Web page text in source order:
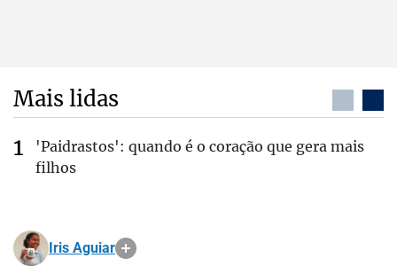
Mais lidas
'Paidrastos': quando é o coração que gera mais
filhos
Iris Aguiar